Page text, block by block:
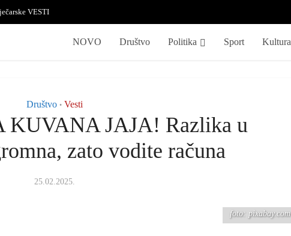
VESTI
NOVO Društvo Politika Sport Kultura
Društvo • Vesti
JAJA! Razlika u
zato vodite računa
25.02.2025.
foto: pixabay.com